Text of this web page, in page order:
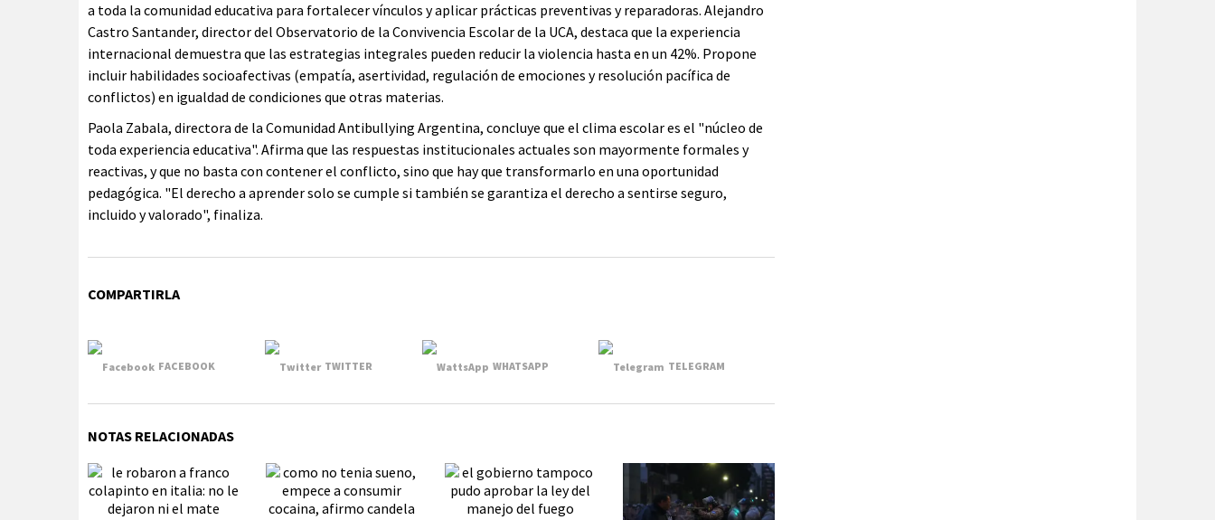
a toda la comunidad educativa para fortalecer vínculos y aplicar prácticas preventivas y reparadoras. Alejandro
Castro Santander, director del Observatorio de la Convivencia Escolar de la UCA, destaca que la experiencia
internacional demuestra que las estrategias integrales pueden reducir la violencia hasta en un 42%. Propone
incluir habilidades socioafectivas (empatía, asertividad, regulación de emociones y resolución pacífica de
conflictos) en igualdad de condiciones que otras materias.
Paola Zabala, directora de la Comunidad Antibullying Argentina, concluye que el clima escolar es el "núcleo de
toda experiencia educativa". Afirma que las respuestas institucionales actuales son mayormente formales y
reactivas, y que no basta con contener el conflicto, sino que hay que transformarlo en una oportunidad
pedagógica. "El derecho a aprender solo se cumple si también se garantiza el derecho a sentirse seguro,
incluido y valorado", finaliza.
COMPARTIRLA
FACEBOOK TWITTER WHATSAPP TELEGRAM
NOTAS RELACIONADAS